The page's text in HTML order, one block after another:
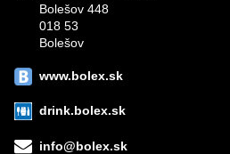
Bolešov 448
018 53
Bolešov
www.bolex.sk
drink.bolex.sk
info@bolex.sk